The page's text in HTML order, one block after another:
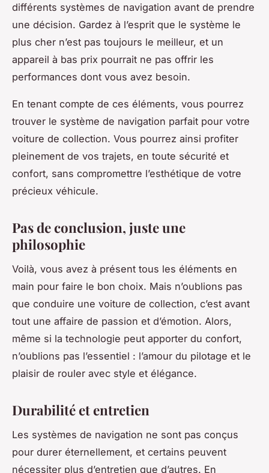
différents systèmes de navigation avant de prendre
une décision. Gardez à l’esprit que le système le
plus cher n’est pas toujours le meilleur, et un
appareil à bas prix pourrait ne pas offrir les
performances dont vous avez besoin.
En tenant compte de ces éléments, vous pourrez
trouver le système de navigation parfait pour votre
voiture de collection. Vous pourrez ainsi profiter
pleinement de vos trajets, en toute sécurité et
confort, sans compromettre l’esthétique de votre
précieux véhicule.
Pas de conclusion, juste une
philosophie
Voilà, vous avez à présent tous les éléments en
main pour faire le bon choix. Mais n’oublions pas
que conduire une voiture de collection, c’est avant
tout une affaire de passion et d’émotion. Alors,
même si la technologie peut apporter du confort,
n’oublions pas l’essentiel : l’amour du pilotage et le
plaisir de rouler avec style et élégance.
Durabilité et entretien
Les systèmes de navigation ne sont pas conçus
pour durer éternellement, et certains peuvent
nécessiter plus d’entretien que d’autres. En